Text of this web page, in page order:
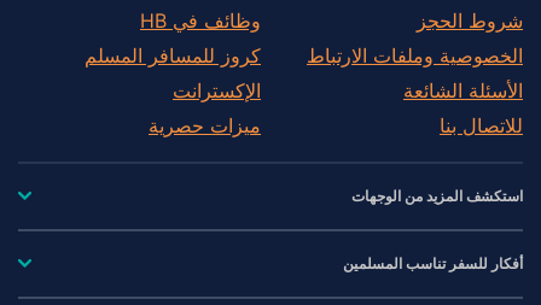
شروط الحجز
الخصوصية وملفات الارتباط
الأسئلة الشائعة
للاتصال بنا
وظائف في HB
كروز للمسافر المسلم
الإكسترانت
ميزات حصرية
استكشف المزيد من الوجهات
أفكار للسفر تناسب المسلمين